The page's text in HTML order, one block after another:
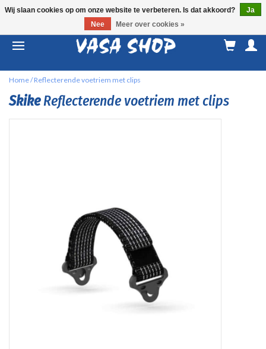
Home/Reflecterende voetriem met clips
SkikeReflecterende voetriem met clips
Wij slaan cookies op om onze website te verbeteren. Is dat akkoord?
Ja
Nee
Meer over cookies »